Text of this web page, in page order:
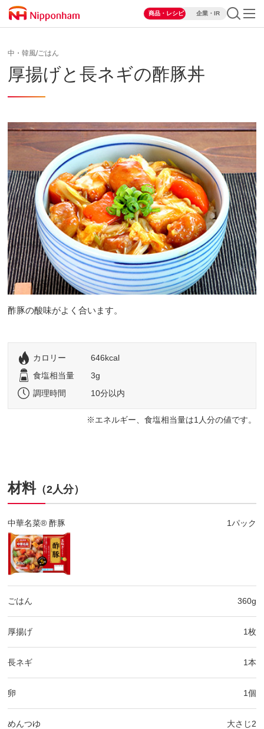
商品・レシピ 企業・IR
中・韓風/ごはん
厚揚げと長ネギの酢豚丼
酢豚の酸味がよく合います。
カロリー
646kcal
食塩相当量
3g
調理時間
10分以内
エネルギー、食塩相当量は1人分の値です。
材料（2人分）
中華名菜® 酢豚 1パック
ごはん 360g
厚揚げ 1枚
長ネギ 1本
卵 1個
めんつゆ 大さじ2